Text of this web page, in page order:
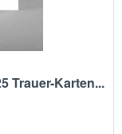
Trauer-Karten...